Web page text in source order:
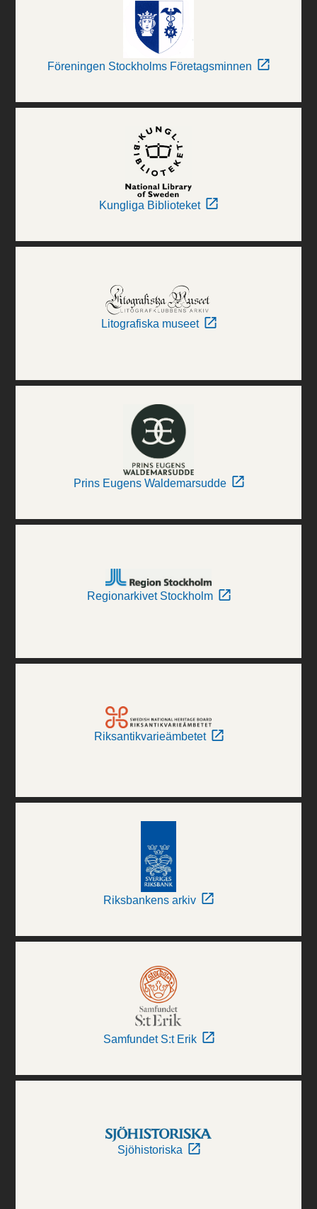
Föreningen Stockholms Företagsminnen
Kungliga Biblioteket
Litografiska museet
Prins Eugens Waldemarsudde
Regionarkivet Stockholm
Riksantikvarieämbetet
Riksbankens arkiv
Samfundet S:t Erik
Sjöhistoriska